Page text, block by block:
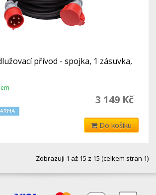
přívod - spojka, 1 zásuvka,
3 149 Kč
Do košíku
Zobrazuji 1 až 15 z 15 (celkem stran 1)